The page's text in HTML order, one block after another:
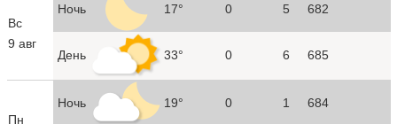
Вс
9 авг
Ночь 17° 0 5 682
День 33° 0 6 685
Пн
Ночь 19° 0 1 684